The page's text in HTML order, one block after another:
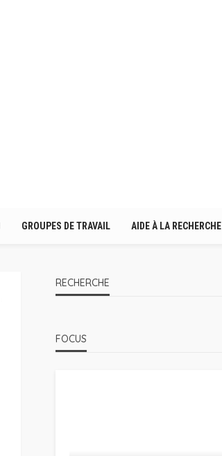
GROUPES DE TRAVAIL AIDE À LA RECHERCHE
RECHERCHE
FOCUS